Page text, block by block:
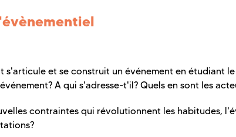
s'articule et se construit un événement en étudiant
A qui s'adresse-t'il? Quels en sont les
contraintes qui révolutionnent les habitudes,